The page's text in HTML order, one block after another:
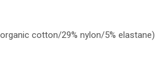
cotton/29% nylon/5% elastane)